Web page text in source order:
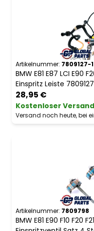
Artikelnummer: 7809127-1
BMW E81 E87 LCI E90
Einspritz Leiste 7809127
28,95 €
Kostenloser Versand
Versand noch heute, bei
Artikelnummer: 7809798
BMW E81 E90 F10 F20